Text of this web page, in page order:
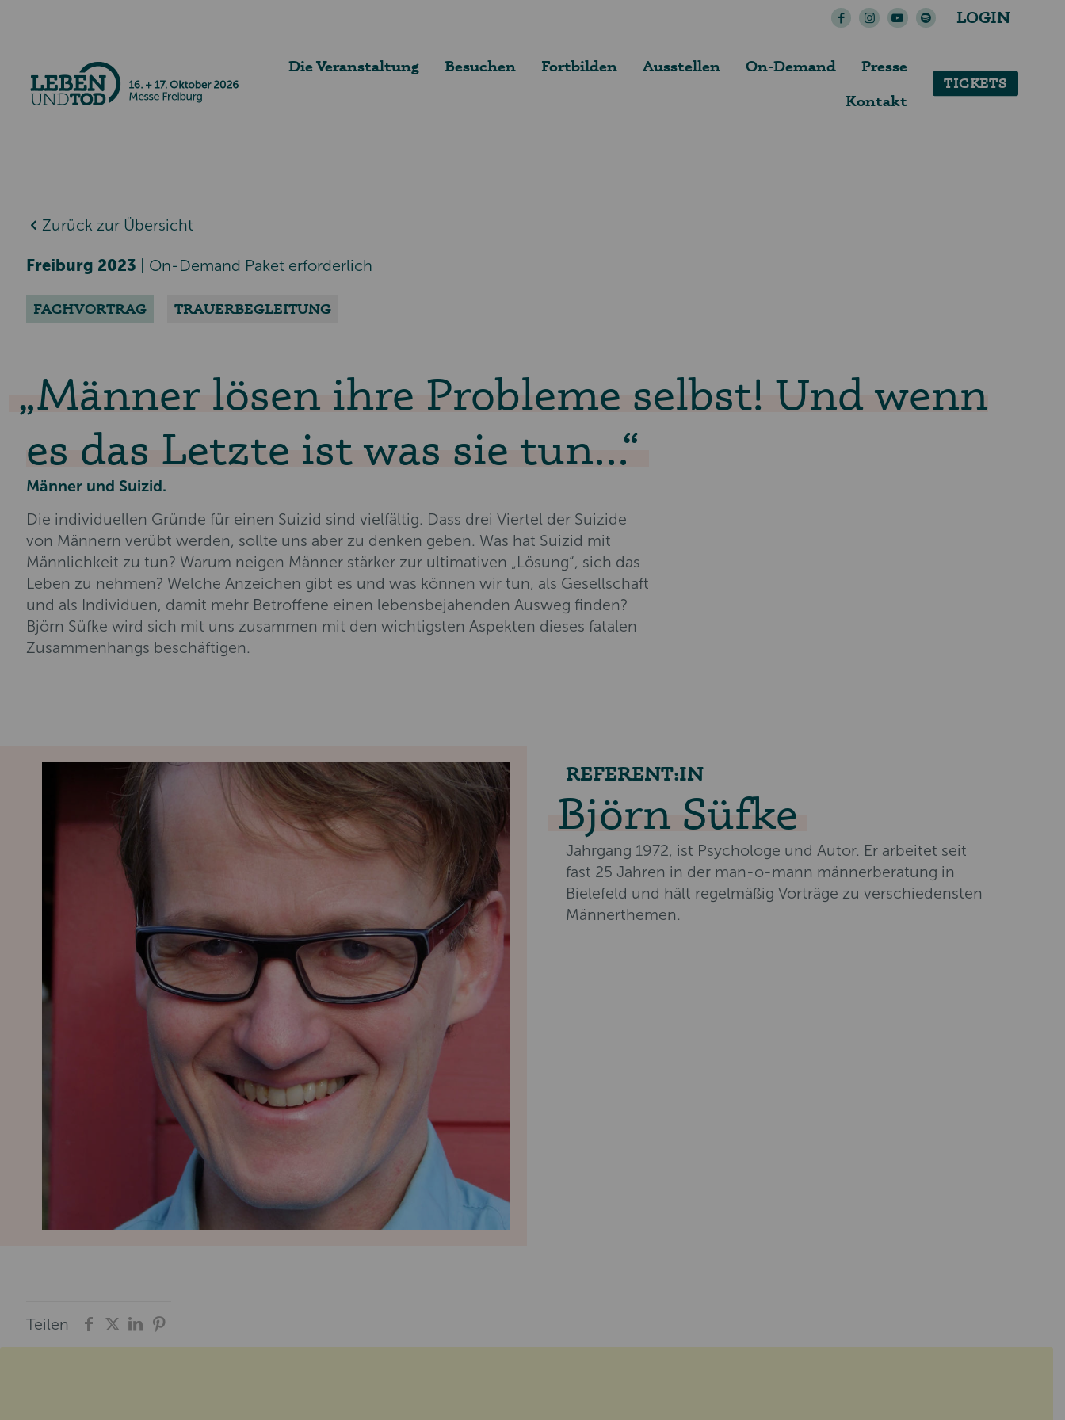
LOGIN
Die Veranstaltung Besuchen Fortbilden Ausstellen On-Demand
Presse
Kontakt
TICKETS
Zurück zur Übersicht
Freiburg 2023 On-Demand Paket erforderlich
FACHVORTRAG TRAUERBEGLEITUNG
Männer lösen ihre Probleme selbst! Und wenn
es das Letzte ist was sie tun...
Männer und Suizid.
Die individuellen Gründe für einen Suizid sind vielfältig. Dass drei Viertel der Suizide
von Männern verübt werden, sollte uns aber zu denken geben. Was hat Suizid mit
Männlichkeit zu tun? Warum neigen Männer stärker zur ultimativen „Lösung“, sich das
Leben zu nehmen? Welche Anzeichen gibt es und was können wir tun, als Gesellschaft
und als Individuen, damit mehr Betroffene einen lebensbejahenden Ausweg finden?
Björn Süfke wird sich mit uns zusammen mit den wichtigsten Aspekten dieses fatalen
Zusammenhangs beschäftigen.
REFERENT:IN
Björn Süfke
Jahrgang 1972, ist Psychologe und Autor. Er arbeitet seit
fast 25 Jahren in der man-o-mann männerberatung in
Bielefeld und hält regelmäßig Vorträge zu verschiedensten
Männerthemen.
Teilen